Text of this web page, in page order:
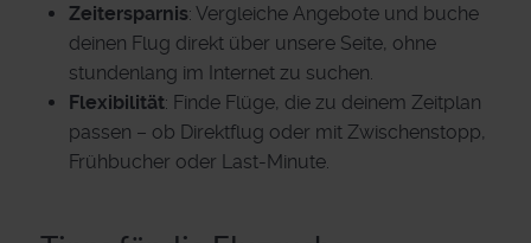
Zeitersparnis: Vergleiche Angebote und buche
deinen Flug direkt über unsere Seite, ohne
stundenlang im Internet zu suchen.
Flexibilität: Finde Flüge, die zu deinem Zeitplan
passen – ob Direktflug oder mit Zwischenstopp,
Frühbucher oder Last-Minute.